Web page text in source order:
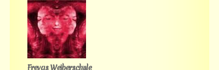
Freyas Weiberschule